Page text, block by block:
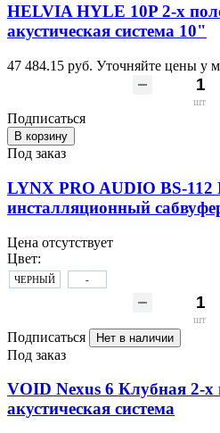
HELVIA HYLE 10P 2-х
акустическая система 10"
47 484.15 руб. Уточняйте цены у
шт
Подписаться
В корзину
Под заказ
LYNX PRO AUDIO BS-
инсталляционный
Цена отсутствует
Цвет:
ЧЕРНЫЙ -
шт
Подписаться Нет в наличии
Под заказ
VOID Nexus 6 Клубная 2-х
акустическая система